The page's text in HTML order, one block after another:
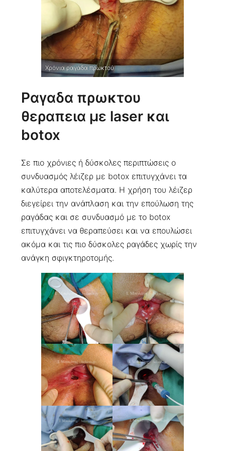
Χρόνια ραγάδα πρωκτού
Ραγαδα πρωκτου
θεραπεια με laser και
botox
Σε πιο χρόνιες ή δύσκολες περιπτώσεις ο
συνδυασμός λέιζερ με botox επιτυγχάνει τα
καλύτερα αποτελέσματα. Η χρήση του λέιζερ
διεγείρει την ανάπλαση και την επούλωση της
ραγάδας και σε συνδυασμό με το botox
επιτυγχάνει να θεραπεύσει και να επουλώσει
ακόμα και τις πιο δύσκολες ραγάδες χωρίς την
ανάγκη σφιγκτηροτομής.